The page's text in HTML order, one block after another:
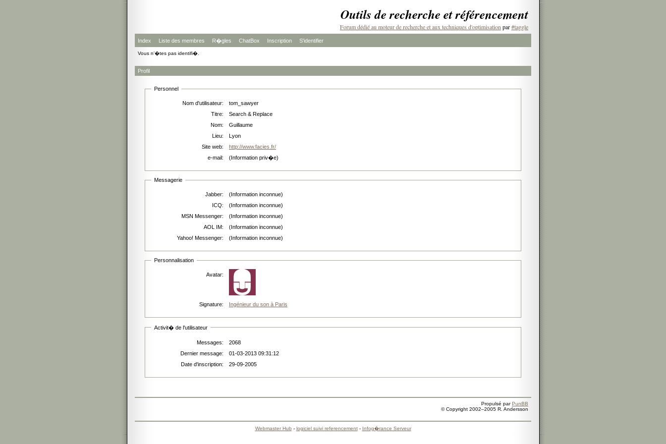
Outils de recherche et référencement
Forum dédié au moteur de recherche et aux techniques d'optimisation par#taggle
Index Liste des membres R�gles ChatBox Inscription S'identifier
Vous n'�tes pas identifi�.
Profil
Personnel
Nom d'utilisateur:
tom_sawyer
Titre:
Search & Replace
Nom:
Guillaume
Lieu:
Lyon
Site web:
http://www.facies.fr/
e-mail:
(Information priv�e)
Messagerie
Jabber:
(Information inconnue)
ICQ:
(Information inconnue)
MSN Messenger:
(Information inconnue)
AOL IM:
(Information inconnue)
Yahoo! Messenger:
(Information inconnue)
Personnalisation
Avatar:
Signature: Ingénieur du son à Paris
Activit� de l'utilisateur
Messages:
2068
Dernier message:
01-03-2013 09:31:12
Date d'inscription:
29-09-2005
Propulsé parPunBB
© Copyright 2002–2005 R. Andersson
Webmaster Hub - logiciel suivi referencement- Infog�rance Serveur